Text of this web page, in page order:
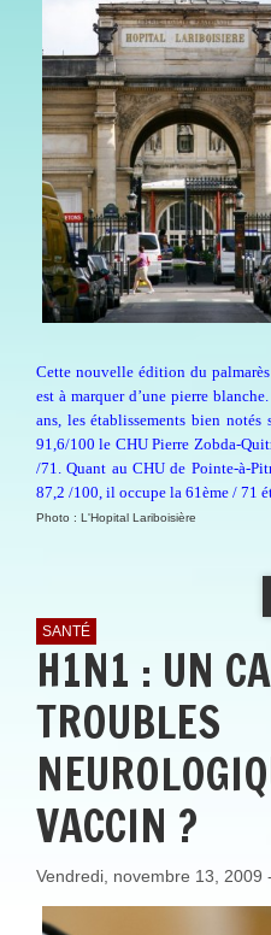
Cette nouvelle édition du
est à marquer d’une pierre
ans, les établissements bien
91,6/100 le CHU Pierre Zobda-
/71. Quant au CHU de Pointe-à-
87,2 /100, il occupe la 61ème / 71
Photo : L'Hopital Lariboisière
SANTÉ
H1N1 : UN
TROUBLES
VACCIN ?
Vendredi, novembre 13, 2009